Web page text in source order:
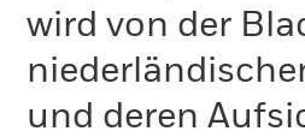
wird von der
und deren